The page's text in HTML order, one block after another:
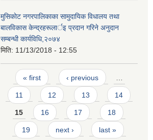
मुसिकाेट नगरपालिकाका सामुदायिक विधालय तथा
बालविकास केन्द्रहरूलार्इ प्रदान गरिने अनुदान
सम्बन्धी कार्यविधि,२०७४
मिति: 11/13/2018 - 12:55
Pages
« first ‹ previous …
11 12 13 14
15 16 17 18
19 next › last »